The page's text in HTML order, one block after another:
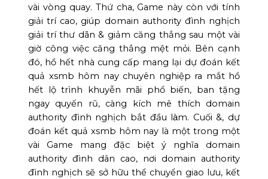
vài vòng quay. Thứ cha, Game này còn với tính
giải trí cao, giúp domain authority đình nghịch
giải trí thư dãn & giảm căng thẳng sau một vài
giờ công việc căng thẳng mệt mỏi. Bên cạnh
đó, hồ hết nhà cung cấp mang lại dự đoán kết
quả xsmb hôm nay chuyên nghiệp ra mắt hồ
hết lộ trình khuyễn mãi phổ biến, ban tặng
ngay quyến rũ, càng kích mê thích domain
authority đình nghịch bắt đầu làm. Cuối &, dự
đoán kết quả xsmb hôm nay là một trong một
vài Game mang đặc biệt ý nghĩa domain
authority đình dân cao, nơi domain authority
đình nghịch sẽ sở hữu thể chuyển giao lưu, kết